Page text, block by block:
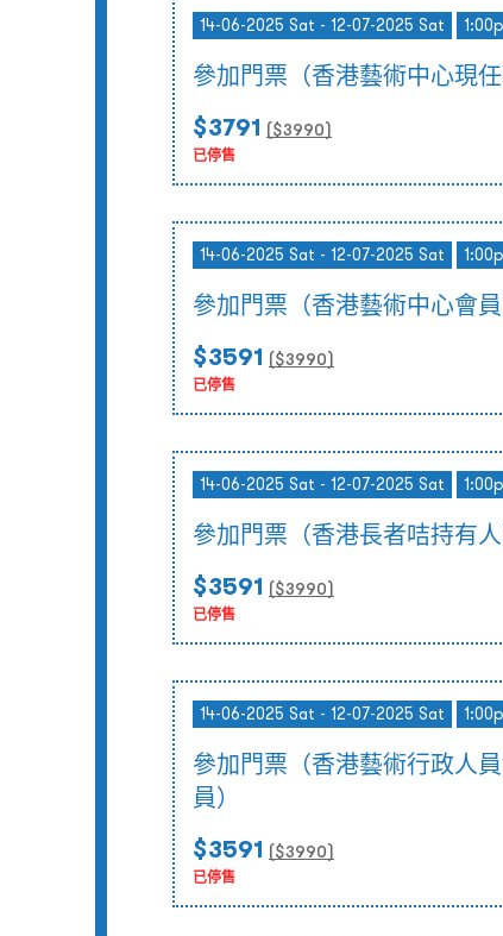
14-06-2025 Sat - 12-07-2025 Sat
參加門票（香港藝術中心現任
$3791 ($3990)
已停售
14-06-2025 Sat - 12-07-2025 Sat
參加門票（香港藝術中心會員
$3591 ($3990)
已停售
14-06-2025 Sat - 12-07-2025 Sat
參加門票（香港長者咭持有人
$3591 ($3990)
已停售
14-06-2025 Sat - 12-07-2025 Sat
參加門票（香港藝術行政人
員）
$3591 ($3990)
已停售